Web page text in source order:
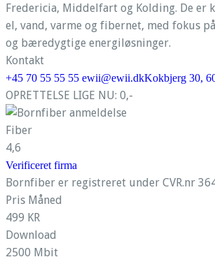
Fredericia, Middelfart og Kolding. De er
el, vand, varme og fibernet, med fokus
og bæredygtige energiløsninger.
Kontakt
+45 70 55 55 55 ewii@ewii.dkKokbjerg 30,
OPRETTELSE LIGE NU: 0,-
Fiber
4,6
Verificeret firma
Bornfiber er registreret under CVR.nr
Pris Måned
499 KR
Download
2500 Mbit